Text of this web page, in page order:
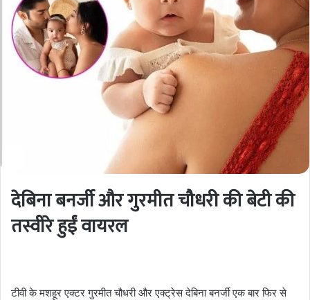
देबिना बनर्जी और गुरमीत चौधरी की बेटी की
तस्वीरे हुईं वायरल
टीवी के मशहूर एक्टर गुरमीत चौधरी और एक्ट्रेस देबिना बनर्जी एक बार फिर से